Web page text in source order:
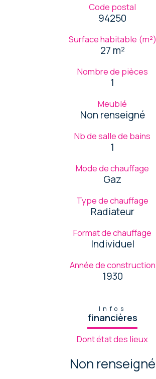
Code postal
94250
Surface habitable (m²)
27 m²
Nombre de pièces
1
Meublé
Non renseigné
Nb de salle de bains
1
Mode de chauffage
Gaz
Type de chauffage
Radiateur
Format de chauffage
Individuel
Année de construction
1930
Infos
financières
Dont état des lieux
Non renseigné